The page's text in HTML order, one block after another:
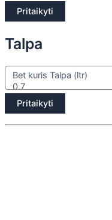
Pritaikyti
Talpa
Pritaikyti